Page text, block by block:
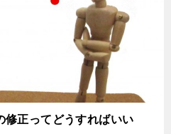
正ってどうすればいい